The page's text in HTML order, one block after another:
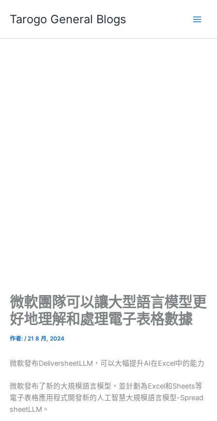
要
Tarogo General Blogs
微軟團隊可以讓大型語言模型更
好地理解和處理電子表格數據
作者: /21 8 月, 2024
微軟發布DeliversheetLLM，可以大幅提升AI在Excel中的能力
微軟發布了新的大規模語言模型，並計劃為Excel和Sheets等
電子表格應用程式開發新的人工智慧大規模語言模型-Spread
sheetLLM。